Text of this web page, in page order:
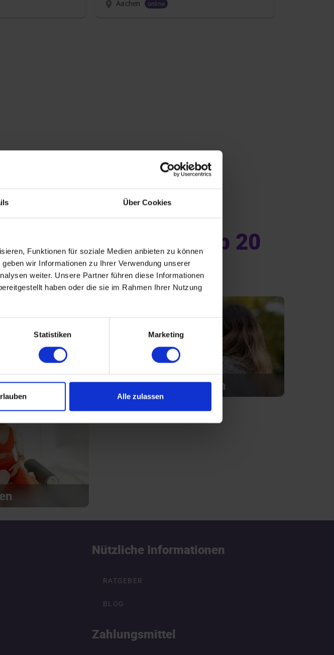
Über Cookies
Funktionen für soziale Medien anbieten zu können
wir Informationen zu Ihrer Verwendung unserer
weiter. Unsere Partner führen diese Informationen
haben oder die sie im Rahmen Ihrer Nutzung
Statistiken Marketing
Alle zulassen
Aachen
online
lesbische Singles ab 20
Introvertiert glücklich
Nützliche Informationen
RATGEBER
BLOG
Zahlungsmittel